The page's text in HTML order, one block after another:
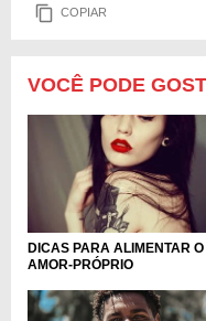
COPIAR
VOCÊ PODE
DICAS PARA ALIMENTAR O
AMOR-PRÓPRIO